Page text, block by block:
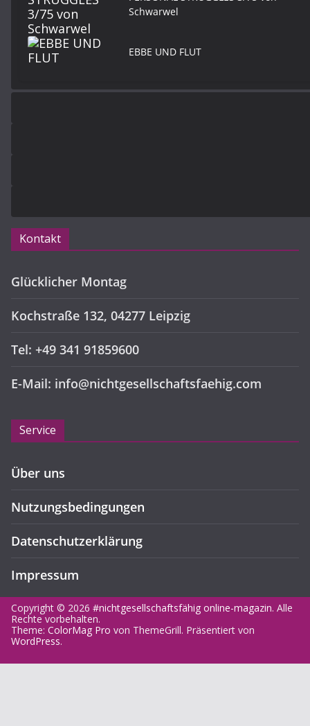
Schwarwel
EBBE UND FLUT
Kontakt
Glücklicher Montag
Kochstraße 132, 04277 Leipzig
Tel: +49 341 91859600
E-Mail: info@nichtgesellschaftsfaehig.com
Service
Über uns
Nutzungsbedingungen
Datenschutzerklärung
Impressum
Copyright © 2026 #nichtgesellschaftsfähig online-magazin. Alle
Rechte vorbehalten.
Theme: ColorMag Pro von ThemeGrill. Präsentiert von
WordPress.